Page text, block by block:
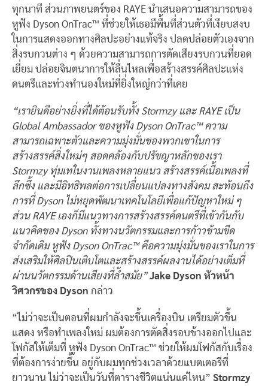
ทุกนาที ส่วนภาพยนตร์ของ RAYE นำเสนอความสามารถของ
หูฟัง Dyson OnTrac™ ที่ช่วยให้เธอมีพื้นที่ส่วนตัวที่เงียบสงบ
ในการแสดงออกทางศิลปะอย่างแท้จริง ปลดปล่อยตัวเองจาก
สิ่งรบกวนต่าง ๆ ด้วยความสามารถการตัดเสียงรบกวนที่ยอด
เยี่ยม ปล่อยจินตนาการให้ลื่นไหลเพื่อสร้างสรรค์ศิลปะแห่ง
ดนตรีและท่วงทำนองใหม่ที่ยิ่งใหญ่กว่าที่เคย
“เรายินดีอย่างยิ่งที่ได้ต้อนรับทั้ง Stormzy และ RAYE เป็น
Global Ambassador ของหูฟัง Dyson OnTrac™ ความ
สามารถเฉพาะตัวและความมุ่งมั่นของพวกเขาในการ
สร้างสรรค์สิ่งใหม่ๆ สอดคล้องกับปรัชญาหลักของเรา
Stormzy ทุ่มเทในงานเพลงหลายแนว สร้างสรรค์เนื้อเพลงที่
ลึกซึ้ง และมีอิทธิพลต่อการเปลี่ยนแปลงทางสังคม สะท้อนถึง
การที่ Dyson ไม่หยุดพัฒนาเทคโนโลยีเพื่อแก้ปัญหาใหม่ ๆ
ส่วน RAYE เองก็มีแนวทางการสร้างสรรค์ดนตรีที่เข้ากันกับ
แนวคิดของ Dyson ทั้งทางนวัตกรรมและการก้าวข้ามขีด
จำกัดเดิม หูฟัง Dyson OnTrac™ คือความมุ่งมั่นของเราในการ
ส่งเสริมให้ศิลปินเติบโตและสร้างสรรค์ผลงานได้อย่างเต็มที่
ผ่านนวัตกรรมด้านเสียงที่ล้ำสมัย” Jake Dyson หัวหน้า
วิศวกรของ Dyson กล่าว
“ไม่ว่าจะเป็นตอนที่ผมกำลังจะขึ้นเครื่องบิน เตรียมตัวขึ้น
แสดง หรือทำเพลงใหม่ ผมต้องการตัดสิ่งรอบข้างออกไปและ
โฟกัสให้เต็มที่ หูฟัง Dyson OnTrac™ ช่วยให้ผมโฟกัสกับเรื่อง
ที่ต้องการง่ายขึ้น อยู่กับผมทุกช่วงเวลาด้วยแบตเตอรีที่
ยาวนาน ไม่ว่าจะเป็นวันที่ตารางชีวิตแน่นแค่ไหน” Stormzy